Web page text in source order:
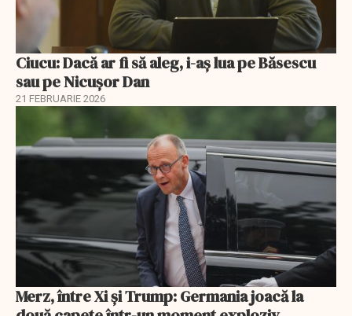
Ciucu: Dacă ar fi să aleg, i-aș lua pe Băsescu
sau pe Nicușor Dan
21 FEBRUARIE 2026
Merz, între Xi și Trump: Germania joacă la